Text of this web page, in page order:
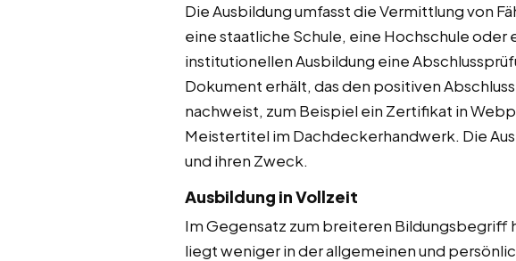
Die Ausbildung umfasst die Vermittlung von
eine staatliche Schule, eine Hochschule
institutionellen Ausbildung eine
Dokument erhält, das den positiven
nachweist, zum Beispiel ein Zertifikat in
Meistertitel im Dachdeckerhandwerk. Die
und ihren Zweck.
Ausbildung in Vollzeit
Im Gegensatz zum breiteren Bildungsbegriff
liegt weniger in der allgemeinen und